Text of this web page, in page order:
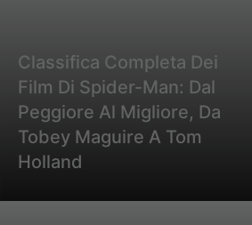
Classifica Completa Dei
Film Di Spider-Man: Dal
Peggiore Al Migliore, Da
Tobey Maguire A Tom
Holland